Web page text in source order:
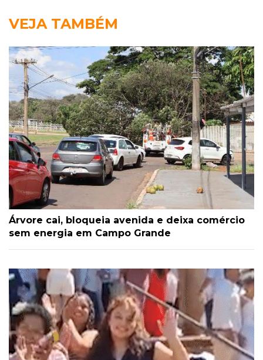
VEJA TAMBÉM
Árvore cai, bloqueia avenida e deixa comércio
sem energia em Campo Grande